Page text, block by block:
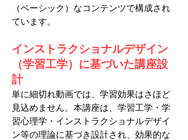
（ベーシック）なコンテンツで構成され
ています。
インストラクショナルデザイン
（学習工学）に基づいた講座設
計
単に細切れ動画では、学習効果はさほど
見込めません。本講座は、学習工学・学
習心理学・インストラクショナルデザイ
ン等の理論に基づき設計され、効果的な